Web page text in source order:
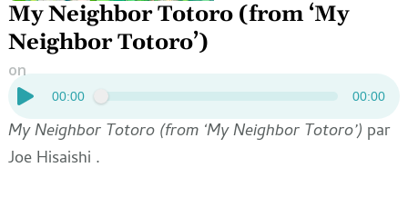
My Neighbor Totoro (from ‘My
Neighbor Totoro’)
on
Lecteur
audio
00:00 00:00
My Neighbor Totoro (from ‘My Neighbor Totoro’) par
Joe Hisaishi .